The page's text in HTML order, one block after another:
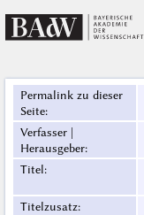
Permalink zu dieser
Seite:
Verfasser |
Herausgeber:
Titel:
Titelzusatz: